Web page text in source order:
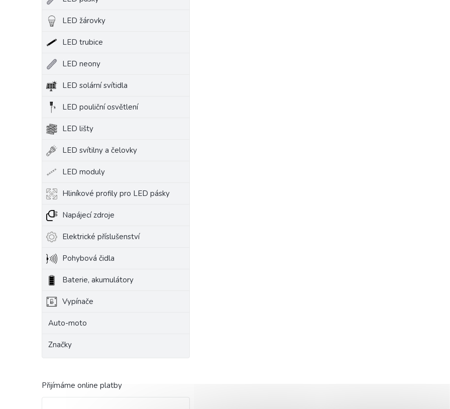
LED žárovky
LED trubice
LED neony
LED solární svítidla
LED pouliční osvětlení
LED lišty
LED svítilny a čelovky
LED moduly
Hliníkové profily pro LED pásky
Napájecí zdroje
Elektrické příslušenství
Pohybová čidla
Baterie, akumulátory
Vypínače
Auto-moto
Značky
Přijímáme online platby